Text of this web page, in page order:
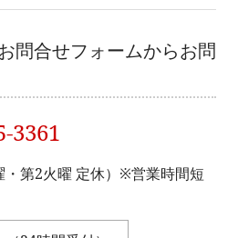
問合せフォームからお問
3361
・第2火曜 定休）※営業時間短